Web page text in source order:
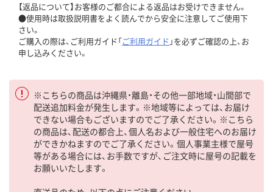
【返品について】お客様のご都合による返品はお受けできません。
●使用時は取扱説明書をよく読んでから安全に注意してご使用下
さい。
ご購入の際は、ご利用ガイド「ご利用ガイド 」を必ずご確認の上、お
申し込みください。
※こちらの商品は沖縄県・離島・その他一部地域・山間部で
配送追加料金が発生します。※地域等によっては、お届け
できない場合もございますのでご了承ください。※こちら
の商品は、配送の都合上、個人名および一般住宅へのお届け
ができかねますのでご了承ください。個人事業主様で屋号
等がある場合には、お手数ですが、ご注文時に屋号の記載を
お願いいたします。